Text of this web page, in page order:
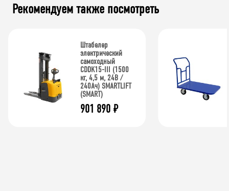
Рекомендуем также посмотреть
Штабелер
электрический
самоходный
CDDK15-III (1500
кг, 4,5 м, 24В /
240Ач) SMARTLIFT
(SMART)
901 890 ₽